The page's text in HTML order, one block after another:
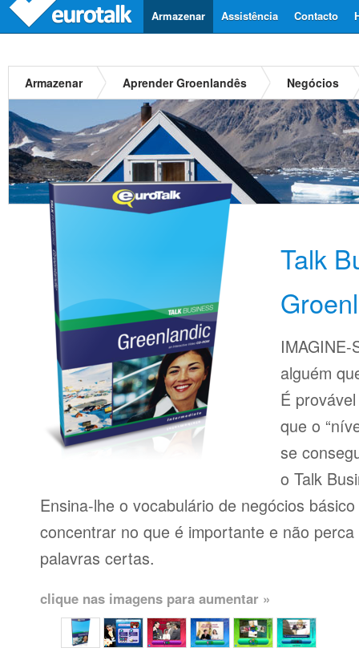
Contacto
Assistência
Armazenar
Armazenar Aprender Groenlandês Negócios
Talk
alguém
É
que o
se
o Talk
Ensina-lhe o vocabulário de negócios
concentrar no que é importante e não
palavras certas.
clique nas imagens para aumentar »